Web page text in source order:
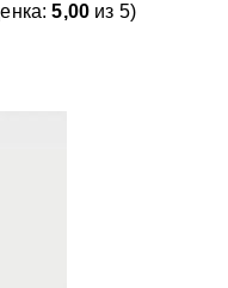
5,00 из 5)